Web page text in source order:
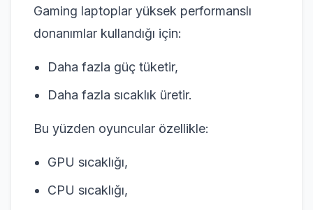
Gaming laptoplar yüksek performanslı
donanımlar kullandığı için:
Daha fazla güç tüketir,
Daha fazla sıcaklık üretir.
Bu yüzden oyuncular özellikle:
GPU sıcaklığı,
CPU sıcaklığı,